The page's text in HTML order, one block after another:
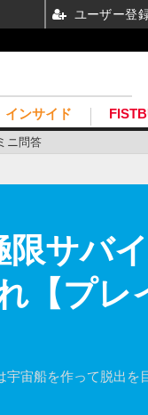
ニ問答
インサイド
サバ
【プレ
宇宙船を作って脱出を
ユーザー登